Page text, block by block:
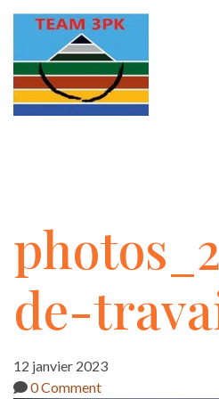
de-
travail-
de-
12 janvier 2023
0 Comment